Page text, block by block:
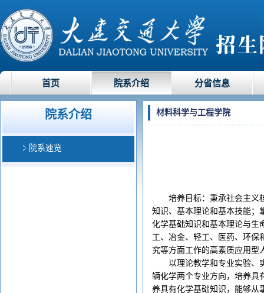
首页 院系介绍 分省信息
院系介绍
院系速览
材料科学与工程学院
培养目标：秉承社会主义
知识、基本理论和基本技能；
化学基础知识和基本理论与生
工、冶金、轻工、医药、环保
究等方面工作的高素质应用型
以理论教学和专业实验、
辆化学两个专业方向，培养具
养具有化学基础知识，能够从